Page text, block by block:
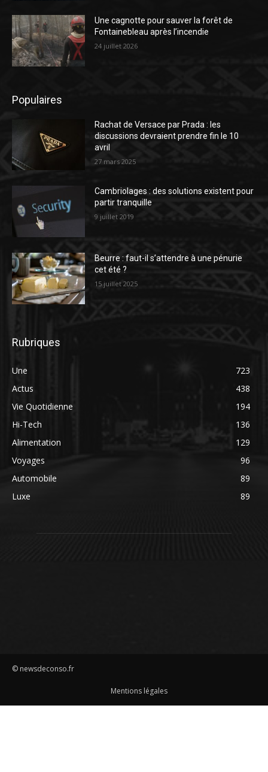
Une cagnotte pour sauver la forêt de
Fontainebleau après l’incendie
24 juillet 2026
Populaires
Rachat de Versace par Prada : les
discussions devraient prendre fin le 10
avril
27 mars 2025
Cambriolages : des solutions existent pour
partir tranquille
9 juillet 2019
Beurre : faut-il s’attendre à une pénurie
cet été ?
15 juillet 2025
Rubriques
Une
723
Actus
438
Vie Quotidienne
194
Hi-Tech
136
Alimentation
129
Voyages
96
Automobile
89
Luxe
89
© newsdeconso.fr
Mentions légales